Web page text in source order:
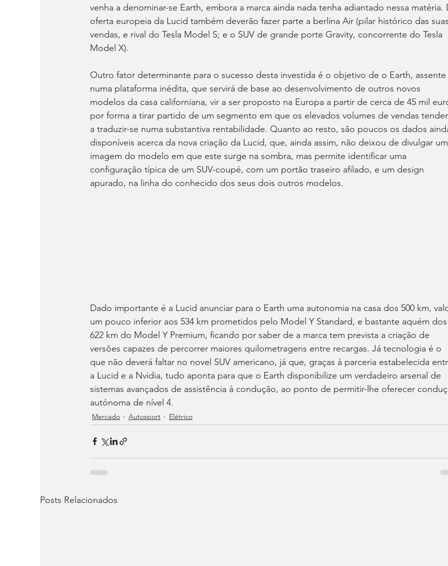
venha a denominar-se Earth, embora a marca ainda nada tenha adiantado nessa matéria.
oferta europeia da Lucid também deverão fazer parte a berlina Air (pilar histórico das
vendas, e rival do Tesla Model S; e o SUV de grande porte Gravity, concorrente do Tesla
Model X).
Outro fator determinante para o sucesso desta investida é o objetivo de o Earth, assente
numa plataforma inédita, que servirá de base ao desenvolvimento de outros novos
modelos da casa californiana, vir a ser proposto na Europa a partir de cerca de 45 mil
por forma a tirar partido de um segmento em que os elevados volumes de vendas
a traduzir-se numa substantiva rentabilidade. Quanto ao resto, são poucos os dados
disponíveis acerca da nova criação da Lucid, que, ainda assim, não deixou de divulgar
imagem do modelo em que este surge na sombra, mas permite identificar uma
configuração típica de um SUV-coupé, com um portão traseiro afilado, e um design
apurado, na linha do conhecido dos seus dois outros modelos.
Dado importante é a Lucid anunciar para o Earth uma autonomia na casa dos 500 km,
um pouco inferior aos 534 km prometidos pelo Model Y Standard, e bastante aquém
622 km do Model Y Premium, ficando por saber de a marca tem prevista a criação de
versões capazes de percorrer maiores quilometragens entre recargas. Já tecnologia é o
que não deverá faltar no novel SUV americano, já que, graças à parceria estabelecida
a Lucid e a Nvidia, tudo aponta para que o Earth disponibilize um verdadeiro arsenal de
sistemas avançados de assistência à condução, ao ponto de permitir-lhe oferecer
autónoma de nível 4.
Mercado Autosport Elétrico
Posts Relacionados